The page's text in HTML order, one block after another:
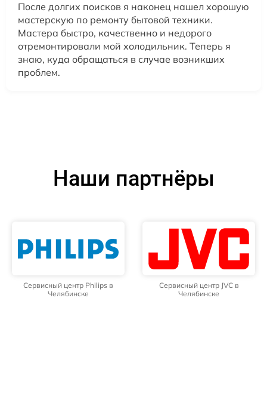
После долгих поисков я наконец нашел хорошую
мастерскую по ремонту бытовой техники.
Мастера быстро, качественно и недорого
отремонтировали мой холодильник. Теперь я
знаю, куда обращаться в случае возникших
проблем.
Наши партнёры
Сервисный центр Philips в
Челябинске
Сервисный центр JVC в
Челябинске